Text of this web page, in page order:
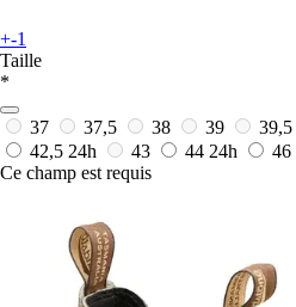
+-1
Taille
*
37 37,5 38 39 39,5
42,5 24h 43 44 24h 46
Ce champ est requis